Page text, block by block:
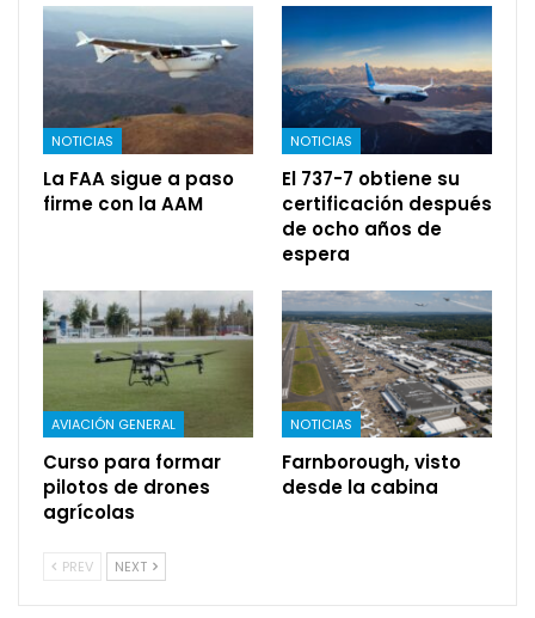
NOTICIAS
La FAA sigue a paso
firme con la AAM
NOTICIAS
El 737-7 obtiene su
certificación después
de ocho años de
espera
AVIACIÓN GENERAL
Curso para formar
pilotos de drones
agrícolas
NOTICIAS
Farnborough, visto
desde la cabina
PREV NEXT